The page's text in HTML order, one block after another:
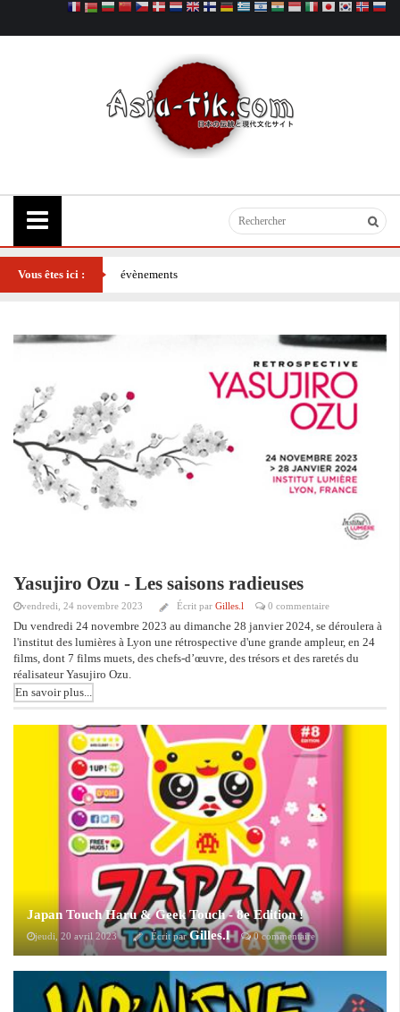
Vous êtes ici : évènements
Yasujiro Ozu - Les saisons radieuses
vendredi, 24 novembre 2023 Écrit par Gilles.l 0 commentaire
Du vendredi 24 novembre 2023 au dimanche 28 janvier 2024, se déroulera à
l'institut des lumières à Lyon une rétrospective d'une grande ampleur, en 24
films, dont 7 films muets, des chefs-d’œuvre, des trésors et des raretés du
réalisateur Yasujiro Ozu.
En savoir plus...
Japan Touch Haru & Geek Touch - 8e Edition !
jeudi, 20 avril 2023 Écrit parGilles.l 0 commentaire
Après une édition 2022 de tous les records avec plus de 52 000
visiteurs accueillis, le Parc des Expositions de Lyon Eurexpo ouvre à
nouveau ses portes aux amateurs, curieux et passionnés de pop culture,
qu’elle soit asiatique ou anglo-saxonne, avec la 8e JAPAN TOUCH